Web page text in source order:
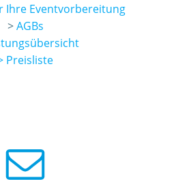
Ihre Eventvorbereitung
>AGBs
Preisliste